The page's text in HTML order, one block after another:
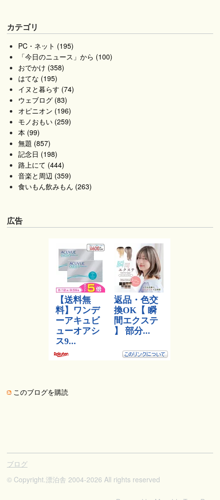
カテゴリ
PC・ネット (195)
「今日のニュース」から (100)
おでかけ (358)
はてな (195)
イヌと暮らす (74)
ウェブログ (83)
オピニオン (196)
モノおもい (259)
本 (99)
無題 (857)
記念日 (198)
路上にて (444)
音楽と周辺 (359)
食いもん飲みもん (263)
広告
このブログを購読
ブログ
© Copyright. 漂泊舎 2004-2026 All rights reserved